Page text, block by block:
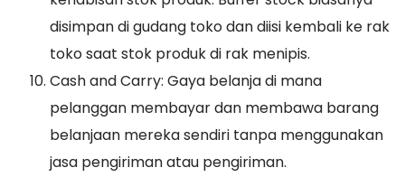
disimpan di gudang toko dan diisi kembali ke rak
toko saat stok produk di rak menipis.
Cash and Carry: Gaya belanja di mana
pelanggan membayar dan membawa barang
belanjaan mereka sendiri tanpa menggunakan
jasa pengiriman atau pengiriman.